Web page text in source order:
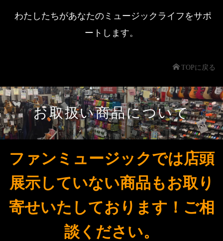
わたしたちがあなたのミュージックライフをサポ
ートします。
TOPに戻る
お取扱い商品について
ファンミュージックでは店頭
展示していない商品もお取り
寄せいたしております！ご相
談ください。